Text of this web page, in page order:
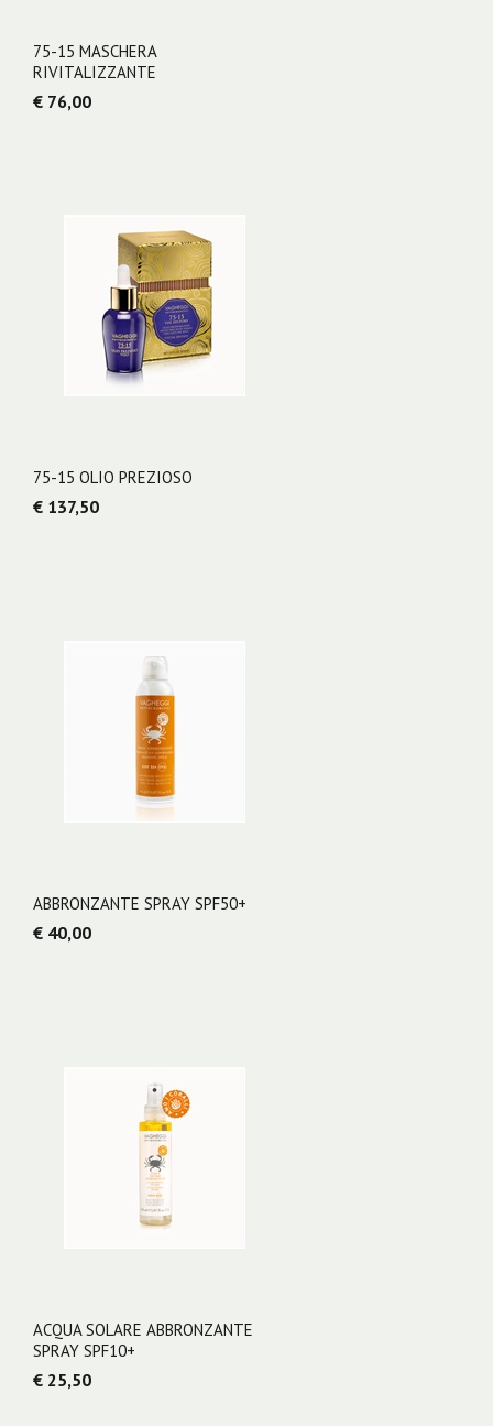
75-15 MASCHERA
RIVITALIZZANTE
€ 76,00
75-15 OLIO PREZIOSO
€ 137,50
ABBRONZANTE SPRAY SPF50+
€ 40,00
ACQUA SOLARE ABBRONZANTE
SPRAY SPF10+
€ 25,50